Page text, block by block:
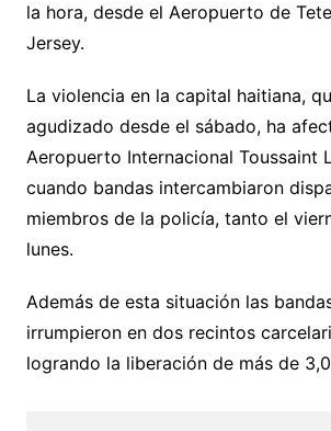
la hora, desde el Aeropuerto de
Jersey.
La violencia en la capital haitiana,
agudizado desde el sábado, ha
Aeropuerto Internacional Toussaint
cuando bandas intercambiaron
miembros de la policía, tanto el
lunes.
Además de esta situación las
irrumpieron en dos recintos
logrando la liberación de más de